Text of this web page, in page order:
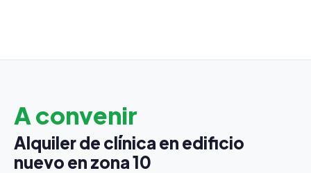
A convenir
Alquiler de clínica en edificio
nuevo en zona 10